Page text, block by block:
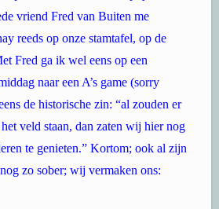
vriend Fred van Buiten me
reeds op onze stamtafel, op de
Fred ga ik wel eens op een
naar een A’s game (sorry
de historische zin: “al zouden er
veld staan, dan zaten wij hier nog
te genieten.” Kortom; ook al zijn
zo sober; wij vermaken ons: